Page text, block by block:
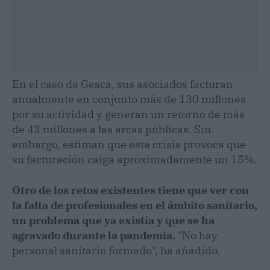
En el caso de Gesca, sus asociados facturan
anualmente en conjunto más de 130 millones
por su actividad y generan un retorno de más
de 43 millones a las arcas públicas. Sin
embargo, estiman que esta crisis provoca que
su facturación caiga aproximadamente un 15%.
Otro de los retos existentes tiene que ver con
la falta de profesionales en el ámbito sanitario,
un problema que ya existía y que se ha
agravado durante la pandemia. "No hay
personal sanitario formado", ha añadido.